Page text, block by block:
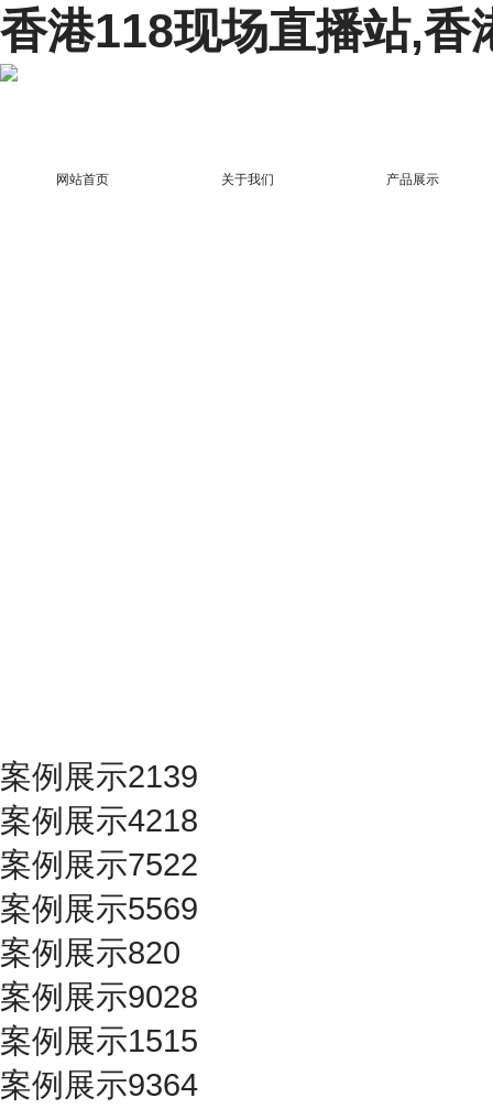
香港118现场直播站,香
网站首页 关于我们 产品展示
案例展示2139
案例展示4218
案例展示7522
案例展示5569
案例展示820
案例展示9028
案例展示1515
案例展示9364